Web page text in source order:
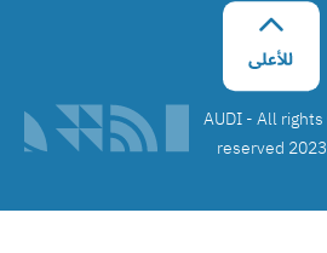
©️ AUDI - All rights
reserved 2023